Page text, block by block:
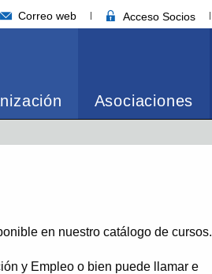
Correo web Acceso Socios
Asociaciones
en nuestro catálogo de cursos.
y Empleo o bien puede llamar e